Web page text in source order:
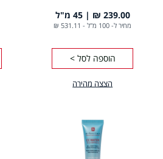
הצצה מהירה
239.00 ₪ 45 מ"ל
מחיר ל- 100 מ"ל -
531.11 ₪
הוספה לסל >